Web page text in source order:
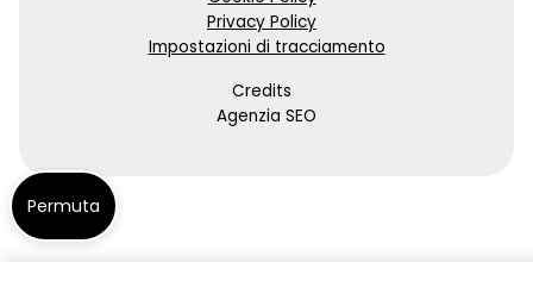
Privacy Policy
Impostazioni di tracciamento
Credits
Agenzia SEO
Permuta